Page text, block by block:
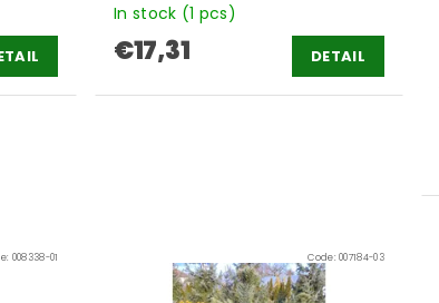
In stock (1 pcs)
€17,31 DETAIL
008338-01 Code:007184-03